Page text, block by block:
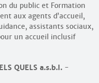
du public et Formation
aux agents d’accueil,
assistants sociaux,
un accueil inclusif
QUELS a.s.b.l.-